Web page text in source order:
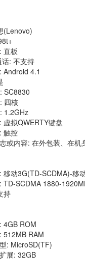
(Lenovo)
直板
: 不支持
Android 4.1
SC8830
四核
1.2GHz
虚拟QWERTY键盘
触控
或内容: 在外包装、在机
移动3G(TD-SCDMA)-移
TD-SCDMA 1880-
持
4GB ROM
512MB RAM
: MicroSD(TF)
展: 32GB